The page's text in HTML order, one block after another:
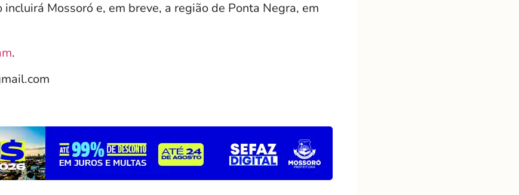
Mossoró e, em breve, a região de Ponta Negra, em
.